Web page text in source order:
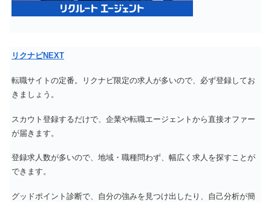
リクナビNEXT
転職サイトの定番。リクナビ限定の求人が多いので、必ず登録してお
きましょう。
スカウト登録するだけで、企業や転職エージェントから直接オファー
が届きます。
登録求人数が多いので、地域・職種問わず、幅広く求人を探すことが
できます。
グッドポイント診断で、自分の強みを見つけ出したり、自己分析が簡